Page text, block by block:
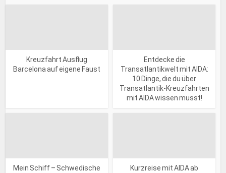
Kreuzfahrt Ausflug
Barcelona auf eigene Faust
Entdecke die
Transatlantikwelt mit AIDA:
10 Dinge, die du über
Transatlantik-Kreuzfahrten
mit AIDA wissen musst!
Mein Schiff – Schwedische
Kurzreise mit AIDA ab